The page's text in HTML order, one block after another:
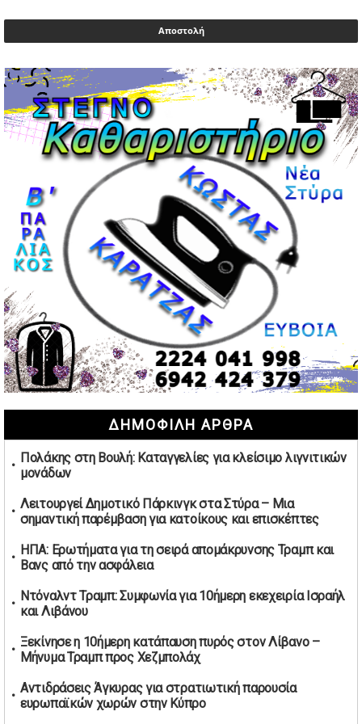
και Ολυμπιακού
02/05/2026 | 20:28
Περιστέρι: Ένταση μεταξύ ανηλίκων άφησε δύο
15χρονους τραυματίες
02/05/2026 | 18:56
Ηνωμένα Αραβικά Εμιράτα: Αίρουν τους περιορισμούς
στον εναέριο χώρο
02/05/2026 | 17:16
Η Αθηνά Λινού αφήνει ανοιχτό το ενδεχόμενο ένταξης
στον νέο πολιτικό φορέα Τσίπρα
02/05/2026 | 17:01
Αταμάν: Κανείς δεν έχει δικαίωμα να μιλά για τον πρόεδρο
και την οικογένειά του
02/05/2026 | 15:59
Μαρινάκης: Ο Ανδρουλάκης υπαναχώρησε στις
συμφωνίες για τις Ανεξάρτητες Αρχές
02/05/2026 | 09:36
Ψηφιακός έλεγχος στην αγορά: QR code για πωλήσεις
καπνικών και αλκοόλ σε 88.000 σημεία
02/05/2026 | 06:26
Καύσιμα αεροσκαφών: Διαβεβαιώσεις ΕΕ για επάρκεια
01/05/2026 | 19:54
Βελόπουλος: Κριτική σε πολιτικούς αρχηγούς για
δηλώσεις την Πρωτομαγιά
01/05/2026 | 19:33
Υπερβολική ταχύτητα στο Αλιβέρι οδήγησε σε σύλληψη
38χρονου οδηγού
01/05/2026 | 19:12
Υποψηφιότητες για τις εκλογές νέας διοίκησης του ΑΟ
Νέων Στύρων
Τουρκία: Ένταση στις συγκεντρώσεις για την Πρωτομαγιά
ΔΗΜΟΦΙΛΗ ΑΡΘΡΑ
Πολάκης στη Βουλή: Καταγγελίες για κλείσιμο λιγνιτικών
μονάδων
Λειτουργεί Δημοτικό Πάρκινγκ στα Στύρα – Μια
σημαντική παρέμβαση για κατοίκους και επισκέπτες
ΗΠΑ: Ερωτήματα για τη σειρά απομάκρυνσης Τραμπ και
Βανς από την ασφάλεια
Ντόναλντ Τραμπ: Συμφωνία για 10ήμερη εκεχειρία Ισραήλ
και Λιβάνου
Ξεκίνησε η 10ήμερη κατάπαυση πυρός στον Λίβανο –
Μήνυμα Τραμπ προς Χεζμπολάχ
Αντιδράσεις Άγκυρας για στρατιωτική παρουσία
ευρωπαϊκών χωρών στην Κύπρο